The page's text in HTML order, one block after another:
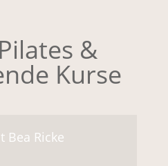
&
Kurse
Bea Ricke